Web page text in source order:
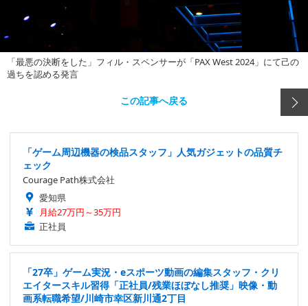
「最悪の決断をした」フィル・スペンサーが「PAX West 2024」にて己の
過ちを認める発言
この記事へ戻る
「ゲーム周辺機器の検品スタッフ」人気ガジェットの品質チ
ェック
Courage Path株式会社
愛知県
月給27万円～35万円
正社員
「27卒」ゲーム実況・eスポーツ動画の編集スタッフ・クリ
エイタースキル習得「正社員/残業ほぼなし推奨」映像・動
画系転職希望/川崎市幸区新川通2丁目